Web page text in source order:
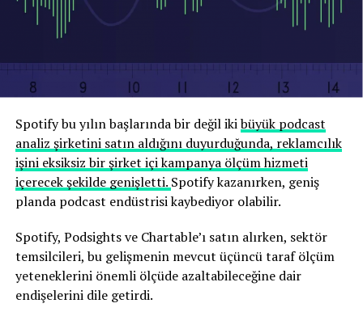
Spotify bu yılın başlarında bir değil ikibüyük podcast
analiz şirketini satın aldığını duyurduğunda, reklamcılık
işini eksiksiz bir şirket içi kampanya ölçüm hizmeti
içerecek şekilde genişletti. Spotify kazanırken, geniş
planda podcast endüstrisi kaybediyor olabilir.
Spotify, Podsights ve Chartable’ı satın alırken, sektör
temsilcileri, bu gelişmenin mevcut üçüncü taraf ölçüm
yeteneklerini önemli ölçüde azaltabileceğine dair
endişelerini dile getirdi.